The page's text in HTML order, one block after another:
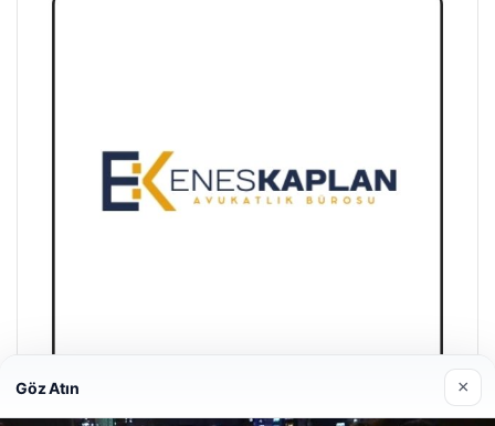
Enes Kaplan Avukatlık Bürosu
Göz Atın ×